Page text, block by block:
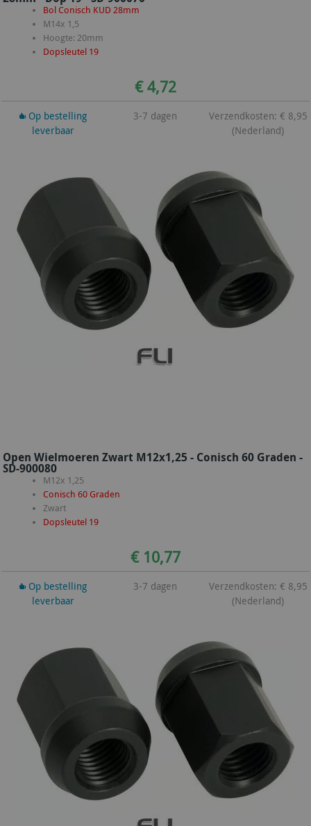
Bol Conisch KUD 28mm
M14x 1,5
Hoogte: 20mm
Dopsleutel 19
€ 4,72
Op bestelling
leverbaar
3-7 dagen
Verzendkosten: € 8,95
(Nederland)
Open Wielmoeren Zwart M12x1,25 - Conisch 60 Graden -
SD-900080
M12x 1,25
Conisch 60 Graden
Zwart
Dopsleutel 19
€ 10,77
Op bestelling
leverbaar
3-7 dagen
Verzendkosten: € 8,95
(Nederland)